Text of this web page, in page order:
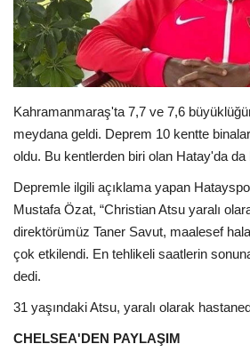
Londra
İngiltere
İş & Ekonomi
Pazaryeri
Kültür - Sanat
Firma Rehberi
Restoranlar
Kahramanmaraş'ta 7,7 ve 7,6
meydana geldi. Deprem 10 kentte
oldu. Bu kentlerden biri olan Hatay'da da
Depremle ilgili açıklama yapan
Mustafa Özat, “Christian Atsu yaralı
direktörümüz Taner Savut, maalesef
çok etkilendi. En tehlikeli saatlerin
dedi.
31 yaşındaki Atsu, yaralı olarak
CHELSEA'DEN PAYLAŞIM